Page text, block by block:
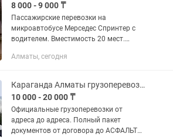
8 000 - 9 000 ₸
Пассажирские перевозки на
микроавтобусе Мерседес Спринтер с
водителем. Вместимость 20 мест.
производства. Оборудован ремнями
Откидные...
Алматы, сегодня
Караганда Алматы грузоперевозки переезды доставка до адреса договор ИП
10 000 - 20 000 ₸
Официальные грузоперевозки от
адреса до адреса. Полный пакет
документов от договора до АСФАЛЬТА